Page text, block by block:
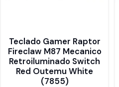
Teclado Gamer Raptor
Fireclaw M87 Mecanico
Retroiluminado Switch
Red Outemu White
(7855)